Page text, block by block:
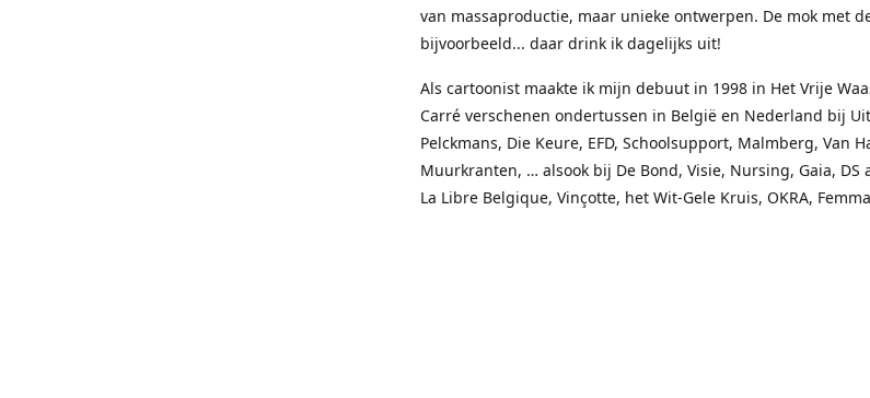
van massaproductie, maar unieke ontwerpen. De mok met de
bijvoorbeeld... daar drink ik dagelijks uit!
Als cartoonist maakte ik mijn debuut in 1998 in Het Vrije
Carré verschenen ondertussen in België en Nederland bij
Pelckmans, Die Keure, EFD, Schoolsupport, Malmberg, Van
Muurkranten, … alsook bij De Bond, Visie, Nursing, Gaia, DS
La Libre Belgique, Vinçotte, het Wit-Gele Kruis, OKRA,